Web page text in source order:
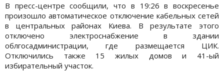
В пресс-центре сообщили, что в 19:26 в воскресенье
произошло автоматическое отключение кабельных сетей
в центральных районах Киева. В результате этого
отключено электроснабжение в здании
облгосадминистрации, где размещается ЦИК.
Отключились также 15 жилых домов и 41-ый
избирательный участок.